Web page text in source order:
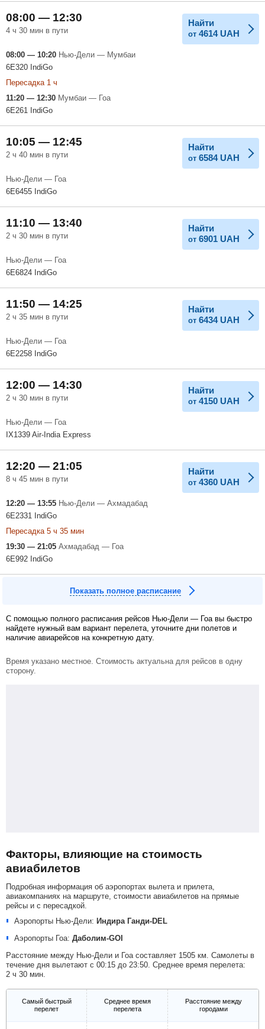
08:00 — 12:30
4 ч 30 мин в пути
Найти
от 4614 UAH
08:00 — 10:20 Нью-Дели — Мумбаи
6E320 IndiGo
Пересадка 1 ч
11:20 — 12:30 Мумбаи — Гоа
6E261 IndiGo
10:05 — 12:45
2 ч 40 мин в пути
Найти
от 6584 UAH
Нью-Дели — Гоа
6E6455 IndiGo
11:10 — 13:40
2 ч 30 мин в пути
Найти
от 6901 UAH
Нью-Дели — Гоа
6E6824 IndiGo
11:50 — 14:25
2 ч 35 мин в пути
Найти
от 6434 UAH
Нью-Дели — Гоа
6E2258 IndiGo
12:00 — 14:30
2 ч 30 мин в пути
Найти
от 4150 UAH
Нью-Дели — Гоа
IX1339 Air-India Express
12:20 — 21:05
8 ч 45 мин в пути
Найти
от 4360 UAH
12:20 — 13:55 Нью-Дели — Ахмадабад
6E2331 IndiGo
Пересадка 5 ч 35 мин
19:30 — 21:05 Ахмадабад — Гоа
6E992 IndiGo
Показать полное расписание
С помощью полного расписания рейсов Нью-Дели — Гоа вы быстро
найдете нужный вам вариант перелета, уточните дни полетов и
наличие авиарейсов на конкретную дату.
Время указано местное. Стоимость актуальна для рейсов в одну
сторону.
Факторы, влияющие на стоимость
авиабилетов
Подробная информация об аэропортах вылета и прилета,
авиакомпаниях на маршруте, стоимости авиабилетов на прямые
рейсы и с пересадкой.
Аэропорты Нью-Дели: Индира Ганди-DEL
Аэропорты Гоа: Даболим-GOI
Расстояние между Нью-Дели и Гоа составляет 1505 км. Самолеты в
течение дня вылетают с 00:15 до 23:50. Среднее время перелета:
2 ч 30 мин.
Самый быстрый
перелет
Среднее время
перелета
Расстояние между
городами